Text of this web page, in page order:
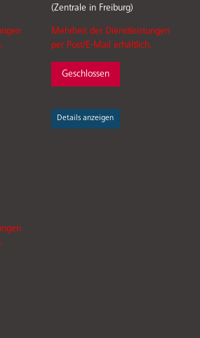
(Zentrale in Freiburg)
Mehrheit der Dienstleistungen
per Post/E-Mail erhältlich.
Geschlossen
Details anzeigen